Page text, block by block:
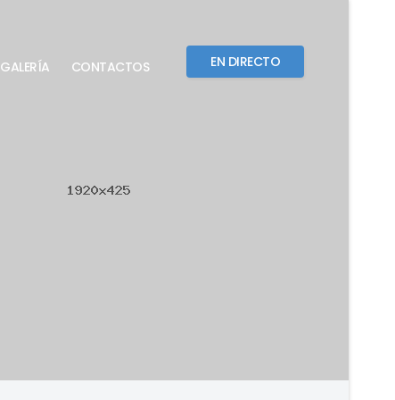
EN DIRECTO
GALERÍA CONTACTOS